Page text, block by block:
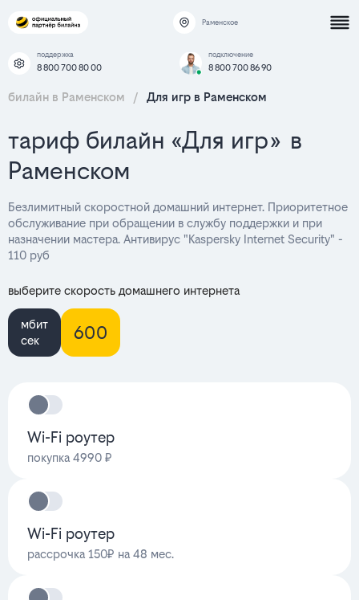
Раменское
поддержка
8 800 700 80 00
подключение
8 800 700 86 90
билайн в Раменском / Для игр в Раменском
тариф билайн «Для игр» в
Раменском
Безлимитный скоростной домашний интернет. Приоритетное
обслуживание при обращении в службу поддержки и при
назначении мастера. Антивирус "Kaspersky Internet Security" -
110 руб
выберите скорость домашнего интернета
мбит
сек
600
Wi-Fi роутер
покупка 4990 ₽
Wi-Fi роутер
рассрочка 150₽ на 48 мес.